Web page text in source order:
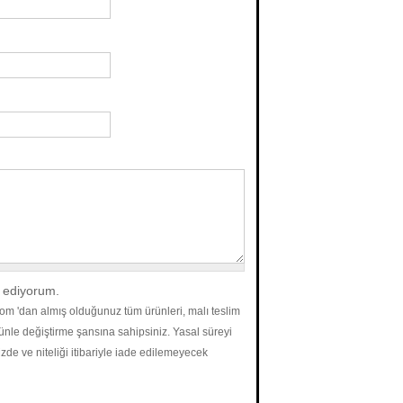
ediyorum.
'dan almış olduğunuz tüm ürünleri, malı teslim
değiştirme şansına sahipsiniz. Yasal süreyi
ve niteliği itibariyle iade edilemeyecek